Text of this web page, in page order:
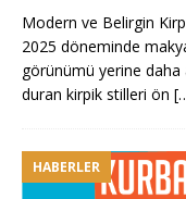
Modern ve Belirgin
2025 döneminde
görünümü yerine daha
duran kirpik stilleri ön
HABERLER